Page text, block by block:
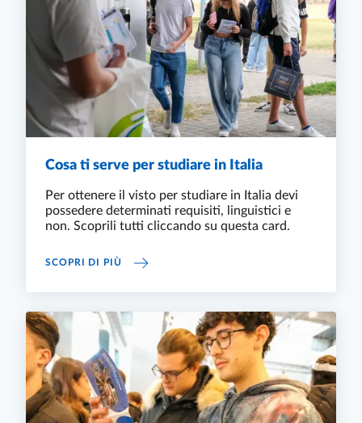
Cosa ti serve per studiare in Italia
Per ottenere il visto per studiare in Italia devi
possedere determinati requisiti, linguistici e
non. Scoprili tutti cliccando su questa card.
SCOPRI DI PIÙ COSA TI SERVE PER STUDIARE IN ITALIA